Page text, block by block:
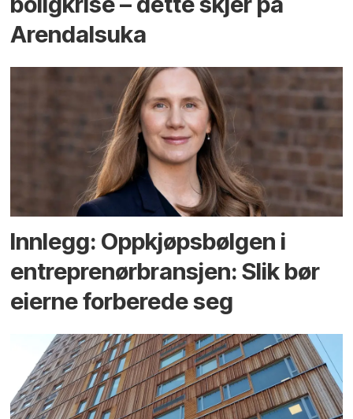
Arendals­uka
Innlegg: Oppkjøps­bølgen i
entreprenør­bransjen: Slik bør
eierne forberede seg